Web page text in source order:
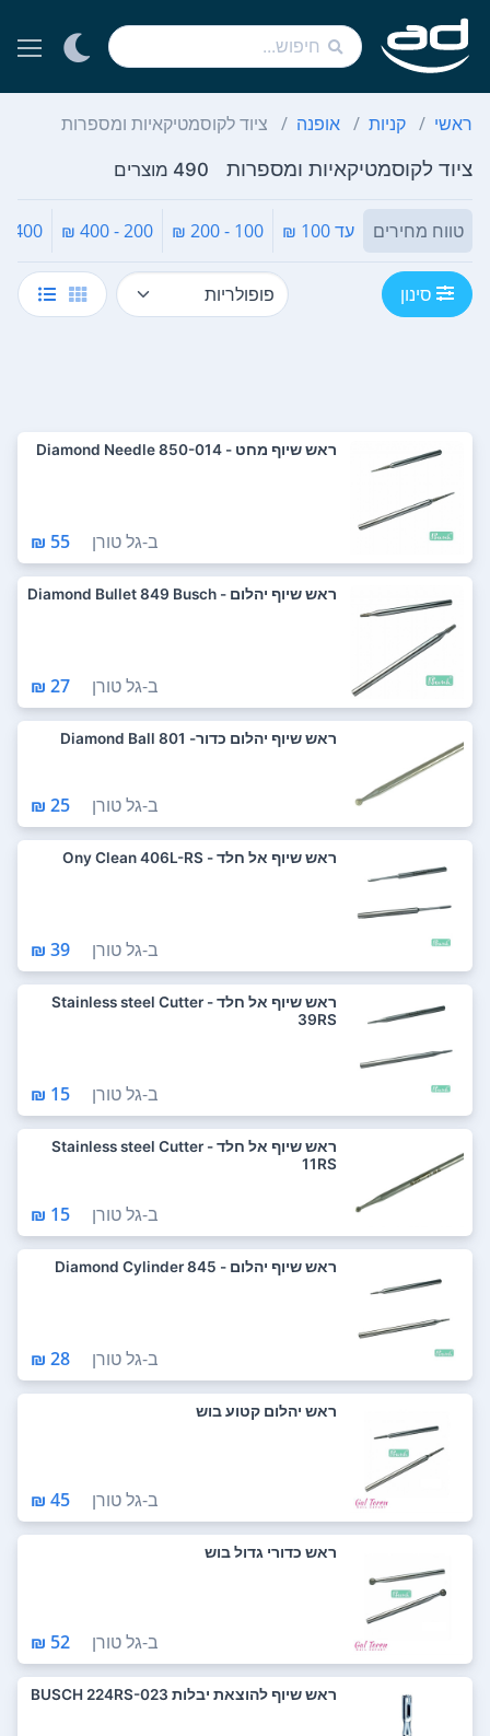
ראשי קניות אופנה ציוד לקוסמטיקאיות ומספרות
ציוד לקוסמטיקאיות ומספרות 490 מוצרים
טווח מחירים עד 100 ₪ 100 - 200 ₪
200 - 400 ₪
400 - 600 ₪
סינון
ראש שיוף מחט - Diamond Needle 850-014
ב-גל טורן 55 ₪
ראש שיוף יהלום - Diamond Bullet 849 Busch
ב-גל טורן 27 ₪
ראש שיוף יהלום כדור- Diamond Ball 801
ב-גל טורן 25 ₪
ראש שיוף אל חלד - Ony Clean 406L-RS
ב-גל טורן 39 ₪
ראש שיוף אל חלד - Stainless steel Cutter
39RS
ב-גל טורן 15 ₪
ראש שיוף אל חלד - Stainless steel Cutter
11RS
ב-גל טורן 15 ₪
ראש שיוף יהלום - Diamond Cylinder 845
ב-גל טורן 28 ₪
ראש יהלום קטוע בוש
ב-גל טורן 45 ₪
ראש כדורי גדול בוש
ב-גל טורן 52 ₪
ראש שיוף להוצאת יבלות BUSCH 224RS-023